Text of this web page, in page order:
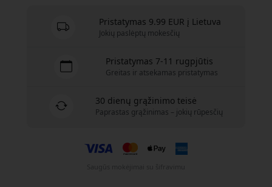
Pristatymas 9.99 EUR į Lietuva
Jokių paslėptų mokesčių
Pristatymas 7-11 rugpjūtis
Greitas ir atsekamas pristatymas
30 dienų grąžinimo teisė
Paprastas grąžinimas – jokių rūpesčių